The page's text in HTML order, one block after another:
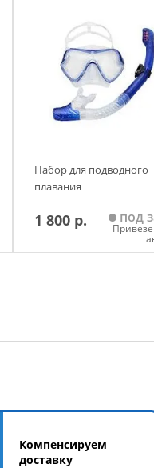
Набор для подводного
плавания
1 800 р. под
Компенсируем
доставку